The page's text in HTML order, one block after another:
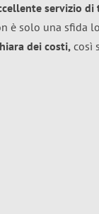
servizio di
è solo una sfida
dei costi, così